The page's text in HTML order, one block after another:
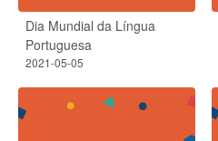
Dia Mundial da Língua
Portuguesa
2021-05-05